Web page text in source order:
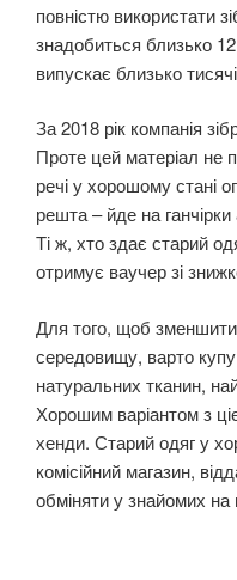
повністю використати
знадобиться близько
випускає близько
За 2018 рік компанія
Проте цей матеріал не
речі у хорошому стані
решта – йде на
Ті ж, хто здає старий
отримує ваучер зі
Для того, щоб
середовищу, варто
натуральних тканин,
Хорошим варіантом з
хенди. Старий одяг у
комісійний магазин,
обміняти у знайомих